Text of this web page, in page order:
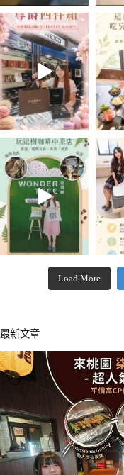
Load More
最新文章